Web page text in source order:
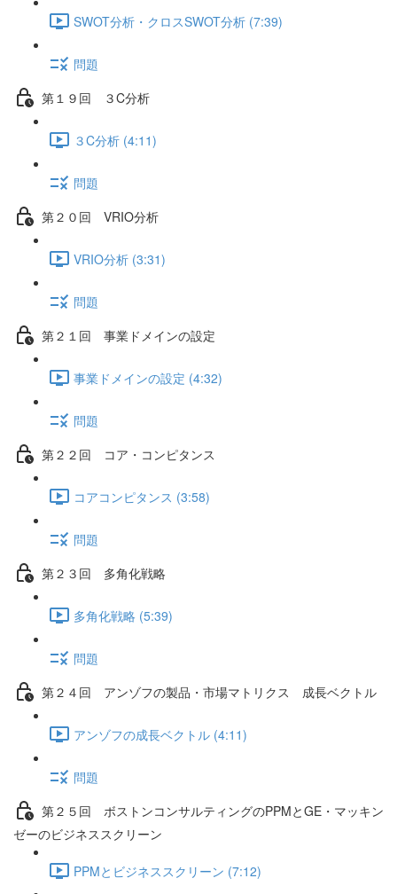
SWOT分析・クロスSWOT分析 (7:39)
問題
第１９回 ３C分析
３C分析 (4:11)
問題
第２０回 VRIO分析
VRIO分析 (3:31)
問題
第２１回 事業ドメインの設定
事業ドメインの設定 (4:32)
問題
第２２回 コア・コンピタンス
コアコンピタンス (3:58)
問題
第２３回 多角化戦略
多角化戦略 (5:39)
問題
第２４回 アンゾフの製品・市場マトリクス 成長ベクトル
アンゾフの成長ベクトル (4:11)
問題
第２５回 ボストンコンサルティングのPPMとGE・マッキン
ゼーのビジネススクリーン
PPMとビジネススクリーン (7:12)